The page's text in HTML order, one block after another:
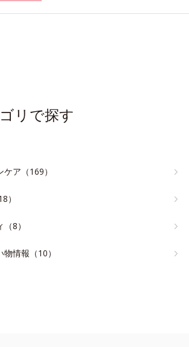
リで探す
ケア（169）
）
8）
物情報（10）